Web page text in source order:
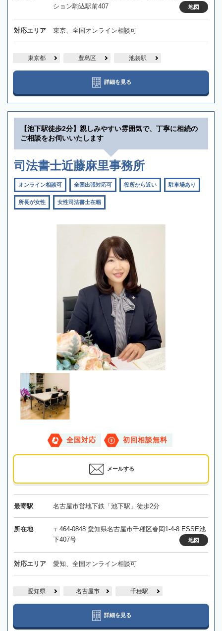
ション駒込駅前407
地図
対応エリア 東京、全国オンライン相談可
東京都 豊島区 池袋駅
詳細を見る
【池下駅徒歩2分】親しみやすい雰囲気で、丁寧に相続の
ご相談をお伺いいたします
司法書士近藤麻里事務所
オンライン相談可 全国出張対応可 役所から近い 駐車場あり
所長が女性 女性司法書士在籍
全国対応 初回相談無料
メールする
最寄駅 名古屋市営地下鉄「池下駅」徒歩2分
所在地
〒464-0848 愛知県名古屋市千種区春岡1-4-8 ESSE池
下407号
地図
対応エリア 愛知、全国オンライン相談可
愛知県 名古屋市 千種駅
詳細を見る